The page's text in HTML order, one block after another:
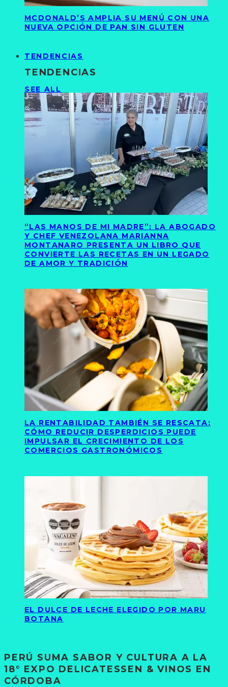
MCDONALD’S AMPLIA SU MENÚ CON UNA
NUEVA OPCIÓN DE PAN SIN GLUTEN
TENDENCIAS
TENDENCIAS
SEE ALL
“LAS MANOS DE MI MADRE”: LA ABOGADO
Y CHEF VENEZOLANA MARIANNA
MONTANARO PRESENTA UN LIBRO QUE
CONVIERTE LAS RECETAS EN UN LEGADO
DE AMOR Y TRADICIÓN
LA RENTABILIDAD TAMBIÉN SE RESCATA:
CÓMO REDUCIR DESPERDICIOS PUEDE
IMPULSAR EL CRECIMIENTO DE LOS
COMERCIOS GASTRONÓMICOS
EL DULCE DE LECHE ELEGIDO POR MARU
BOTANA
PERÚ SUMA SABOR Y CULTURA A LA
18° EXPO DELICATESSEN & VINOS EN
CÓRDOBA